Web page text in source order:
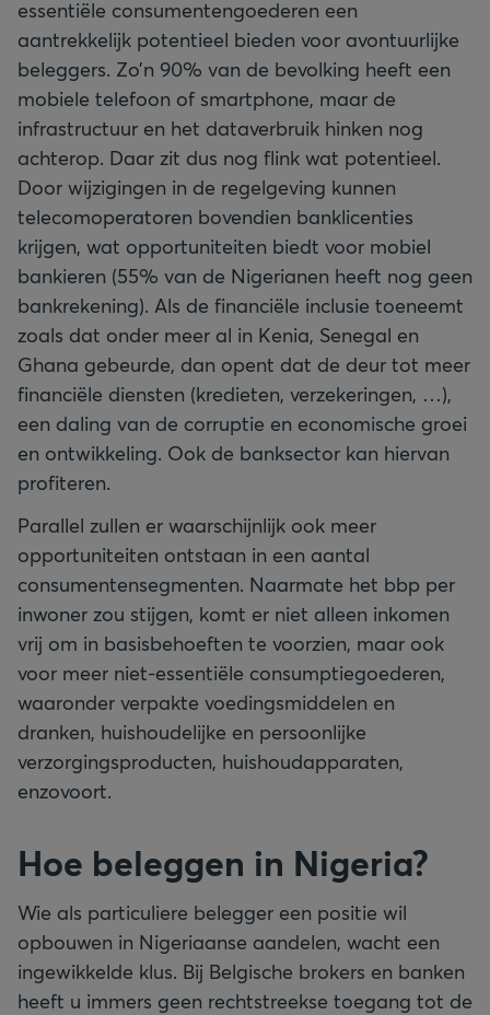
essentiële consumentengoederen een
aantrekkelijk potentieel bieden voor avontuurlijke
beleggers. Zo’n 90% van de bevolking heeft een
mobiele telefoon of smartphone, maar de
infrastructuur en het dataverbruik hinken nog
achterop. Daar zit dus nog flink wat potentieel.
Door wijzigingen in de regelgeving kunnen
telecomoperatoren bovendien banklicenties
krijgen, wat opportuniteiten biedt voor mobiel
bankieren (55% van de Nigerianen heeft nog geen
bankrekening). Als de financiële inclusie toeneemt
zoals dat onder meer al in Kenia, Senegal en
Ghana gebeurde, dan opent dat de deur tot meer
financiële diensten (kredieten, verzekeringen, …),
een daling van de corruptie en economische groei
en ontwikkeling. Ook de banksector kan hiervan
profiteren.
Parallel zullen er waarschijnlijk ook meer
opportuniteiten ontstaan in een aantal
consumentensegmenten. Naarmate het bbp per
inwoner zou stijgen, komt er niet alleen inkomen
vrij om in basisbehoeften te voorzien, maar ook
voor meer niet-essentiële consumptiegoederen,
waaronder verpakte voedingsmiddelen en
dranken, huishoudelijke en persoonlijke
verzorgingsproducten, huishoudapparaten,
enzovoort.
Hoe beleggen in Nigeria?
Wie als particuliere belegger een positie wil
opbouwen in Nigeriaanse aandelen, wacht een
ingewikkelde klus. Bij Belgische brokers en banken
heeft u immers geen rechtstreekse toegang tot de